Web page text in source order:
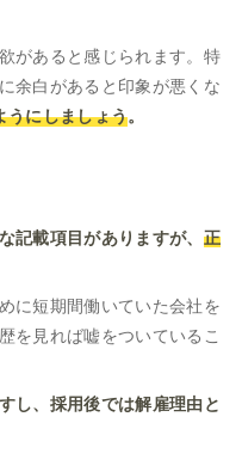
があると感じられます。特
余白があると印象が悪くな
うにしましょう。
記載項目がありますが、 正
に短期間働いていた会社を
を見れば嘘をついているこ
し、採用後では解雇理由と